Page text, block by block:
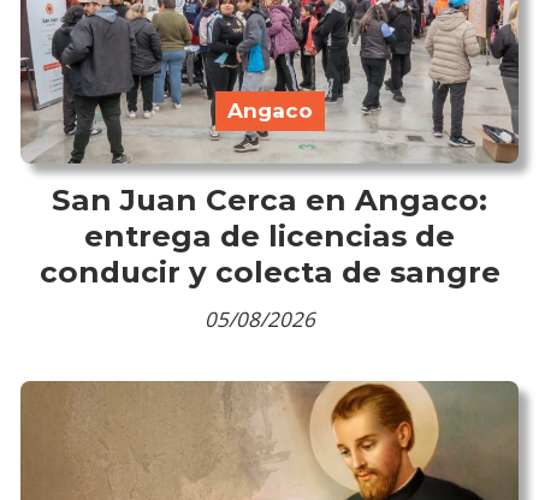
San Juan Cerca en Angaco:
entrega de licencias de
conducir y colecta de sangre
Angaco
05/08/2026